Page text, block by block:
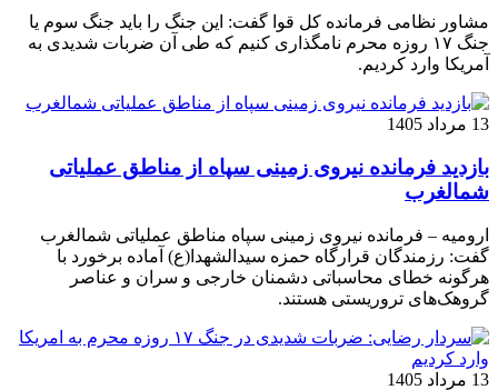
مشاور نظامی فرمانده کل قوا گفت: این جنگ را باید جنگ سوم یا
جنگ ۱۷ روزه محرم نامگذاری کنیم که طی آن ضربات شدیدی به
آمریکا وارد کردیم.
13 مرداد 1405
بازدید فرمانده نیروی زمینی سپاه از مناطق عملیاتی
شمالغرب
ارومیه – فرمانده نیروی زمینی سپاه مناطق عملیاتی شمالغرب
گفت: رزمندگان قرارگاه حمزه سیدالشهدا(ع) آماده برخورد با
هرگونه خطای محاسباتی دشمنان خارجی و سران و عناصر
گروهک‌های تروریستی هستند.
13 مرداد 1405